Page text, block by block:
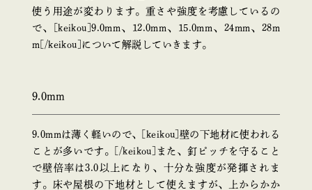
使う用途が変わります。重さや強度を考慮しているの
で、[keikou]9.0mm、12.0mm、15.0mm、24mm、28m
m[/keikou]について解説していきます。
9.0mm
9.0mmは薄く軽いので、[keikou]壁の下地材に使われる
ことが多いです。[/keikou]また、釘ピッチを守ること
で壁倍率は3.0以上になり、十分な強度が発揮されま
す。床や屋根の下地材として使えますが、上からかか